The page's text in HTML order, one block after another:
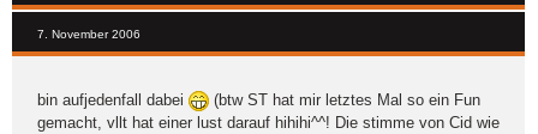
7. November 2006
bin aufjedenfall dabei
(btw ST hat mir letztes Mal so ein Fun
gemacht, vllt hat einer lust darauf hihihi^^! Die stimme von Cid wie